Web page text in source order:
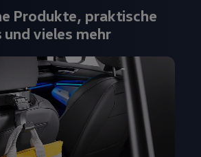
R
Unfallhilfe
Kundenbetreuung
Produkte, praktische
und vieles mehr